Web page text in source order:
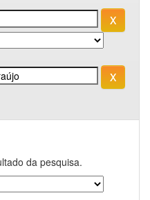
da pesquisa.